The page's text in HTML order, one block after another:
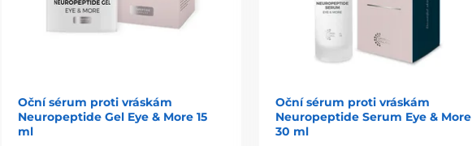
Oční sérum proti vráskám
Neuropeptide Gel Eye & More 15
ml
Oční sérum proti vráskám
Neuropeptide Serum Eye & More
30 ml